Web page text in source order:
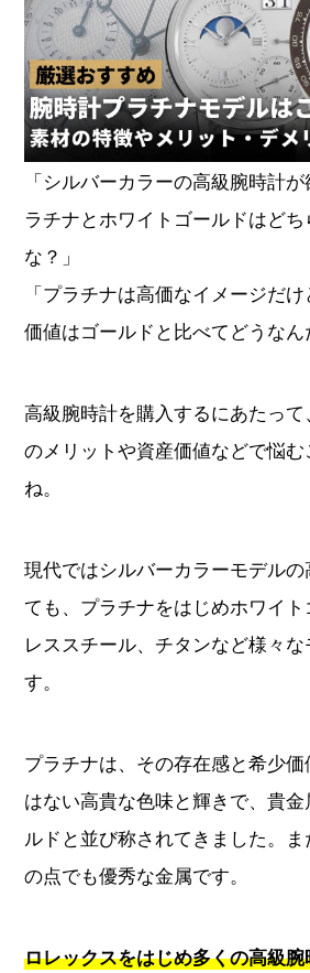
ロレックス オメガ
オーデマピゲ パテッ
グランドセイコー
ヴァシ
ン
チューダー
パネライ ブレゲ
すべてのブランドか
腕時計入門ガイド
腕時計メンテナンス大全
「シルバーカラーの高級腕時計
ラチナとホワイトゴールドはど
な？」
「プラチナは高価なイメージだ
価値はゴールドと比べてどうなん
高級腕時計を購入するにあたっ
のメリットや資産価値などで悩
ね。
現代ではシルバーカラーモデル
ても、プラチナをはじめホワイ
レススチール、チタンなど様々
す。
プラチナは、その存在感と希少
はない高貴な色味と輝きで、貴
ルドと並び称されてきました。
の点でも優秀な金属です。
ロレックスをはじめ多くの高級